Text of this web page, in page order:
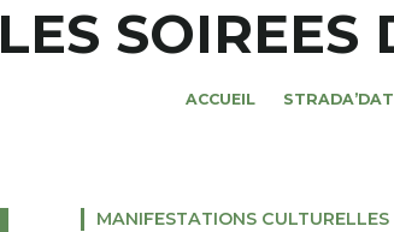
LES SOIREES
ACCUEIL
MANIFESTATIONS CULTURELLES